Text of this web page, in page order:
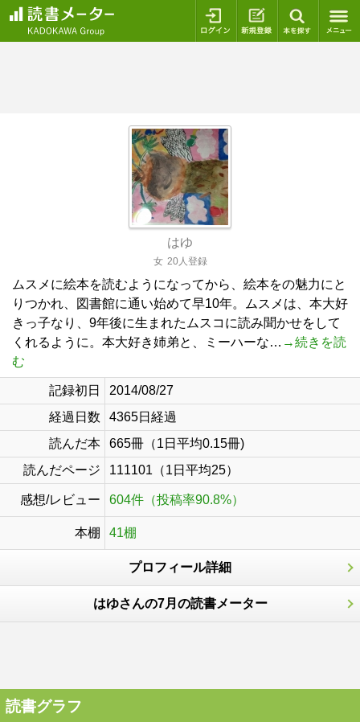
ログイン 新規登録
はゆ
女 20人登録
ムスメに絵本を読むようになってから、絵本をの魅力にと
りつかれ、図書館に通い始めて早10年。ムスメは、本大好
きっ子なり、9年後に生まれたムスコに読み聞かせをして
くれるように。本大好き姉弟と、ミーハーな… →続きを読
む
記録初日
2014/08/27
経過日数
4365日経過
読んだ本
665冊（1日平均0.15冊)
読んだページ
111101（1日平均25）
感想/レビュー 604件（投稿率90.8%）
本棚 41棚
プロフィール詳細
はゆさんの7月の読書メーター
読書グラフ